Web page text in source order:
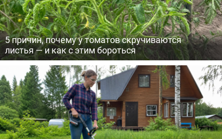
5 причин, почему у томатов скручиваются
листья — и как с этим бороться